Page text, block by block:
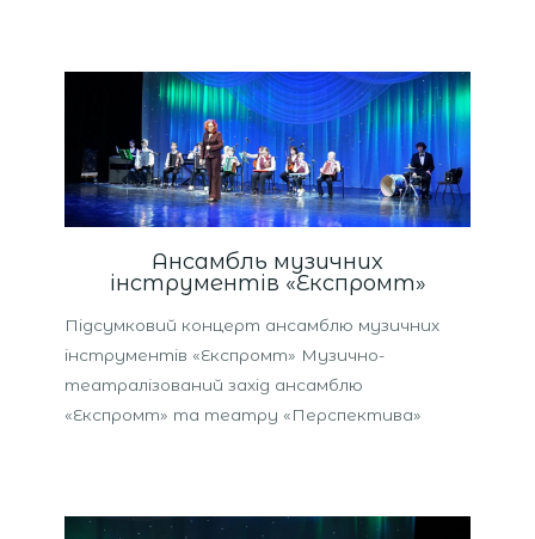
Ансамбль музичних
інструментів «Експромт»
Підсумковий концерт ансамблю музичних
інструментів «Експромт» Музично-
театралізований захід ансамблю
«Експромт» та театру «Перспектива»